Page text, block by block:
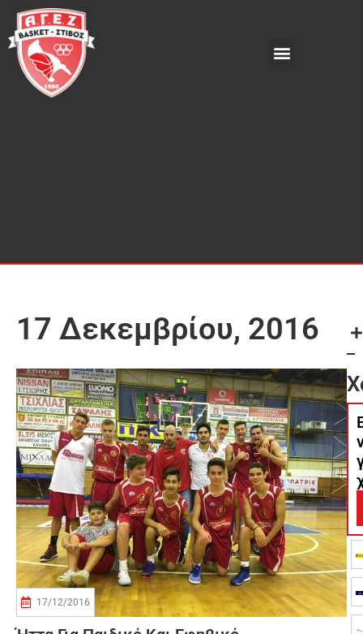
17 Δεκεμβρίου, 2016
17/12/2016